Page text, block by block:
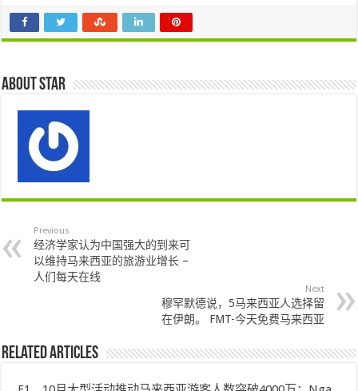
About star
Previous
经济学家认为中国强大的到来可
以维持马来西亚的旅游业增长 –
人们每天在线
Next
穆罕默德说，5马来西亚人选择留
在伊朗。 FMT-今天免费马来西亚
Related Articles